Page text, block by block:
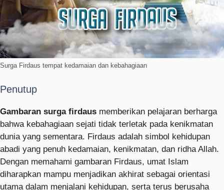
Surga Firdaus tempat kedamaian dan kebahagiaan
Penutup
Gambaran surga firdaus memberikan pelajaran berharga
bahwa kebahagiaan sejati tidak terletak pada kenikmatan
dunia yang sementara. Firdaus adalah simbol kehidupan
abadi yang penuh kedamaian, kenikmatan, dan ridha Allah.
Dengan memahami gambaran Firdaus, umat Islam
diharapkan mampu menjadikan akhirat sebagai orientasi
utama dalam menjalani kehidupan, serta terus berusaha